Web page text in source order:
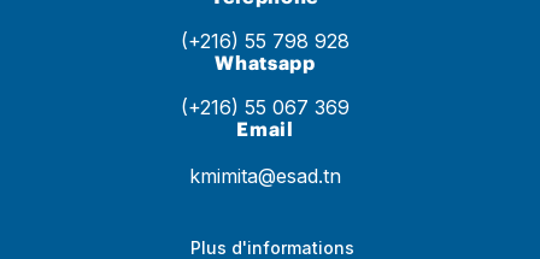
(+216) 55 798 928
Whatsapp
(+216) 55 067 369
Email
kmimita@esad.tn
Plus d'informations